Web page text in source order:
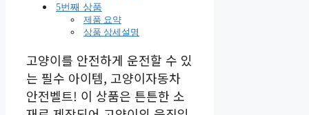
5번째 상품
제품 요약
상품 상세설명
고양이를 안전하게 운전할 수 있
는 필수 아이템, 고양이자동차
안전벨트! 이 상품은 튼튼한 소